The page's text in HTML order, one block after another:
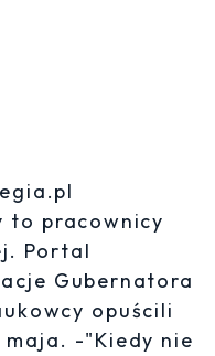
to pracownicy
Portal
Gubernatora
opuścili
maja. -"Kiedy nie